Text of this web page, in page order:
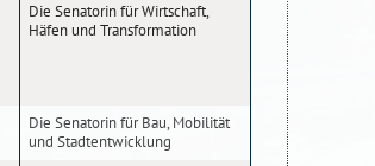
Die Senatorin für Wirtschaft,
Häfen und Transformation
Die Senatorin für Bau, Mobilität
und Stadtentwicklung